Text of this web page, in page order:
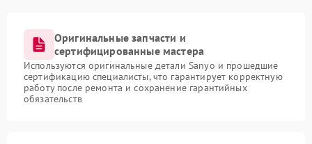
Оригинальные запчасти и
сертифицированные мастера
Используются оригинальные детали Sanyo и прошедшие
сертификацию специалисты, что гарантирует корректную
работу после ремонта и сохранение гарантийных
обязательств